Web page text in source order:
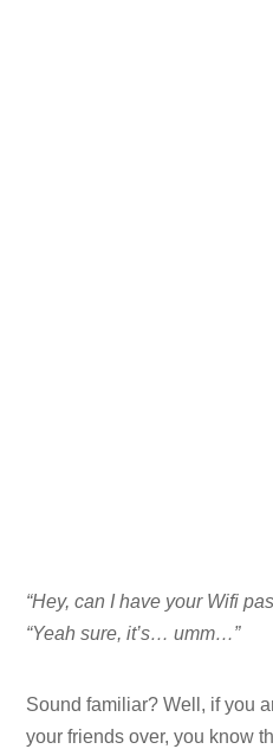
“Hey, can I have your Wifi
“Yeah sure, it’s… umm…”
Sound familiar? Well, if you
your friends over, you know